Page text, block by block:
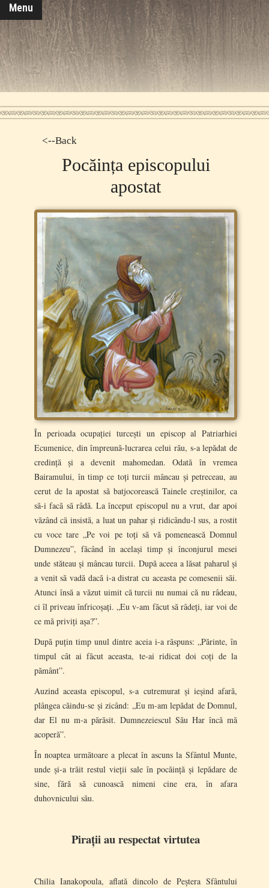
Menu
<--Back
Pocăința episcopului
apostat
În perioada ocupației turcești un episcop al Patriarhiei
Ecumenice, din împreună-lucrarea celui rău, s-a lepădat de
credință și a devenit mahomedan. Odată în vremea
Bairamului, în timp ce toți turcii mâncau și petreceau, au
cerut de la apostat să batjocorească Tainele creștinilor, ca
să-i facă să râdă. La început episcopul nu a vrut, dar apoi
văzând că insistă, a luat un pahar și ridicându-l sus, a rostit
cu voce tare „Pe voi pe toți să vă pomenească Domnul
Dumnezeu”, făcând în același timp și înconjurul mesei
unde stăteau și mâncau turcii. După aceea a lăsat paharul și
a venit să vadă dacă i-a distrat cu aceasta pe comesenii săi.
Atunci însă a văzut uimit că turcii nu numai că nu râdeau,
ci îl priveau înfricoșați. „Eu v-am făcut să râdeți, iar voi de
ce mă priviți așa?”.
După puțin timp unul dintre aceia i-a răspuns: „Părinte, în
timpul cât ai făcut aceasta, te-ai ridicat doi coți de la
pământ”.
Auzind aceasta episcopul, s-a cutremurat și ieșind afară,
plângea căindu-se și zicând: „Eu m-am lepădat de Domnul,
dar El nu m-a părăsit. Dumnezeiescul Său Har încă mă
acoperă”.
În noaptea următoare a plecat în ascuns la Sfântul Munte,
unde și-a trăit restul vieții sale în pocăință și lepădare de
sine, fără să cunoască nimeni cine era, în afara
duhovnicului său.
Pirații au respectat virtutea
Chilia Ianakopoula, aflată dincolo de Peștera Sfântului